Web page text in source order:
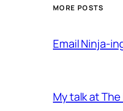
MORE POSTS
Email Ninja-
My talk at